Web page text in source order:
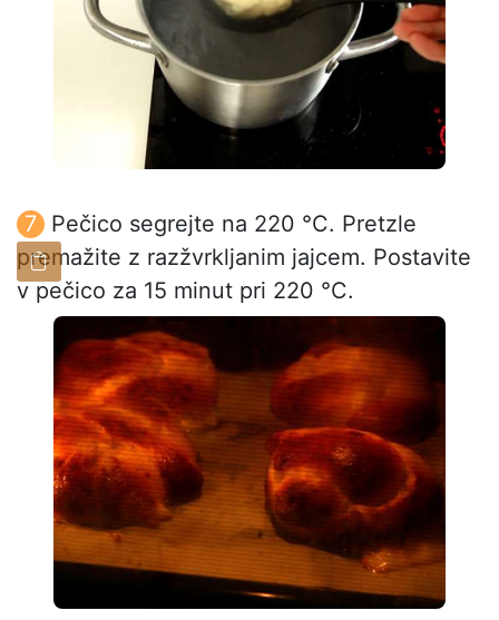
Pečico segrejte na 220 °C. Pretzle
premažite z razžvrkljanim jajcem. Postavite
v pečico za 15 minut pri 220 °C.